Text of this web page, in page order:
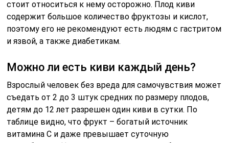
стоит относиться к нему осторожно. Плод киви
содержит большое количество фруктозы и кислот,
поэтому его не рекомендуют есть людям с гастритом
и язвой, а также диабетикам.
Можно ли есть киви каждый день?
Взрослый человек без вреда для самочувствия может
съедать от 2 до 3 штук средних по размеру плодов,
детям до 12 лет разрешен один киви в сутки. По
таблице видно, что фрукт – богатый источник
витамина С и даже превышает суточную